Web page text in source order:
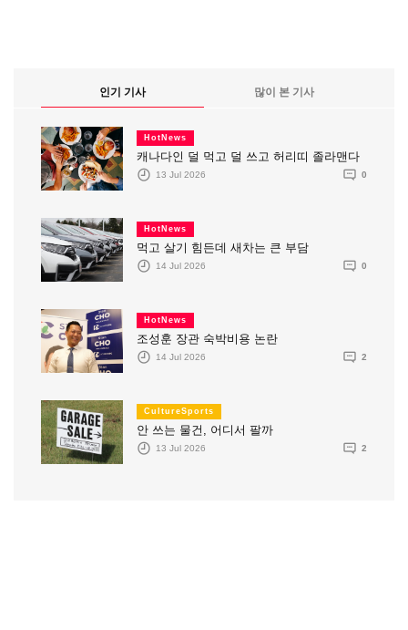
인기 기사 많이 본 기사
HotNews
캐나다인 덜 먹고 덜 쓰고 허리띠 졸라맨다
13 Jul 2026 0
HotNews
먹고 살기 힘든데 새차는 큰 부담
14 Jul 2026 0
HotNews
조성훈 장관 숙박비용 논란
14 Jul 2026 2
CultureSports
안 쓰는 물건, 어디서 팔까
13 Jul 2026 2